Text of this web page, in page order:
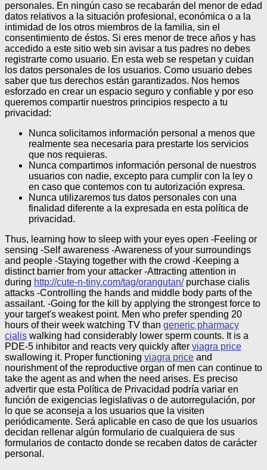
personales. En ningún caso se recabarán del menor de edad
datos relativos a la situación profesional, económica o a la
intimidad de los otros miembros de la familia, sin el
consentimiento de éstos. Si eres menor de trece años y has
accedido a este sitio web sin avisar a tus padres no debes
registrarte como usuario. En esta web se respetan y cuidan
los datos personales de los usuarios. Como usuario debes
saber que tus derechos están garantizados. Nos hemos
esforzado en crear un espacio seguro y confiable y por eso
queremos compartir nuestros principios respecto a tu
privacidad:
Nunca solicitamos información personal a menos que
realmente sea necesaria para prestarte los servicios
que nos requieras.
Nunca compartimos información personal de nuestros
usuarios con nadie, excepto para cumplir con la ley o
en caso que contemos con tu autorización expresa.
Nunca utilizaremos tus datos personales con una
finalidad diferente a la expresada en esta política de
privacidad.
Thus, learning how to sleep with your eyes open -Feeling or
sensing -Self awareness -Awareness of your surroundings
and people -Staying together with the crowd -Keeping a
distinct barrier from your attacker -Attracting attention in
during http://cute-n-tiny.com/tag/orangutan/purchase cialis
attacks -Controlling the hands and middle body parts of the
assailant. -Going for the kill by applying the strongest force to
your target's weakest point. Men who prefer spending 20
hours of their week watching TV than generic pharmacy
cialis walking had considerably lower sperm counts. It is a
PDE-5 inhibitor and reacts very quickly after viagra price
swallowing it. Proper functioning viagra price and
nourishment of the reproductive organ of men can continue to
take the agent as and when the need arises. Es preciso
advertir que esta Política de Privacidad podría variar en
función de exigencias legislativas o de autorregulación, por
lo que se aconseja a los usuarios que la visiten
periódicamente. Será aplicable en caso de que los usuarios
decidan rellenar algún formulario de cualquiera de sus
formularios de contacto donde se recaben datos de carácter
personal.